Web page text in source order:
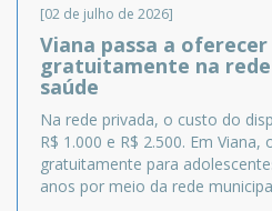
[02 de julho de 2026]
Viana passa a
gratuitamente na
saúde
Na rede privada, o custo do
R$ 1.000 e R$ 2.500. Em
gratuitamente para
anos por meio da rede